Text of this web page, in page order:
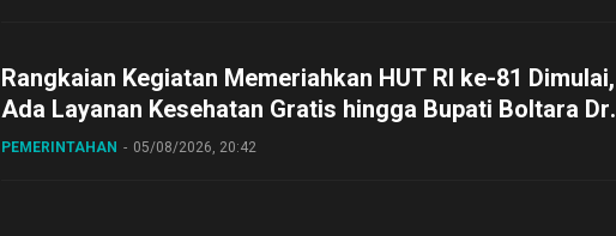
Rangkaian Kegiatan Memeriahkan HUT RI ke-81 Dimulai,
Ada Layanan Kesehatan Gratis hingga Bupati Boltara Dr
Sirajudin Lasena Ikut Jalan Sehat Bersama Jajaran
PEMERINTAHAN 05/08/2026, 20:42